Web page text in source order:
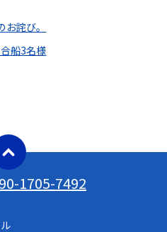
詫び。
船3名様
1705-7492